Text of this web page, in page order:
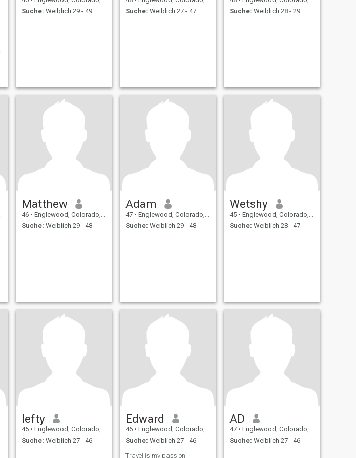
Suche: Weiblich 29 - 49
Suche: Weiblich 27 - 47
Suche: Weiblich 28 - 29
Matthew
46 • Englewood, Colorado, USA
Suche: Weiblich 29 - 48
Adam
47 • Englewood, Colorado, USA
Suche: Weiblich 29 - 48
Wetshy
45 • Englewood, Colorado, USA
Suche: Weiblich 28 - 47
lefty
45 • Englewood, Colorado, USA
Suche: Weiblich 27 - 46
Edward
46 • Englewood, Colorado, USA
Suche: Weiblich 27 - 46
Travel is my passion
AD
47 • Englewood, Colorado, USA
Suche: Weiblich 27 - 46